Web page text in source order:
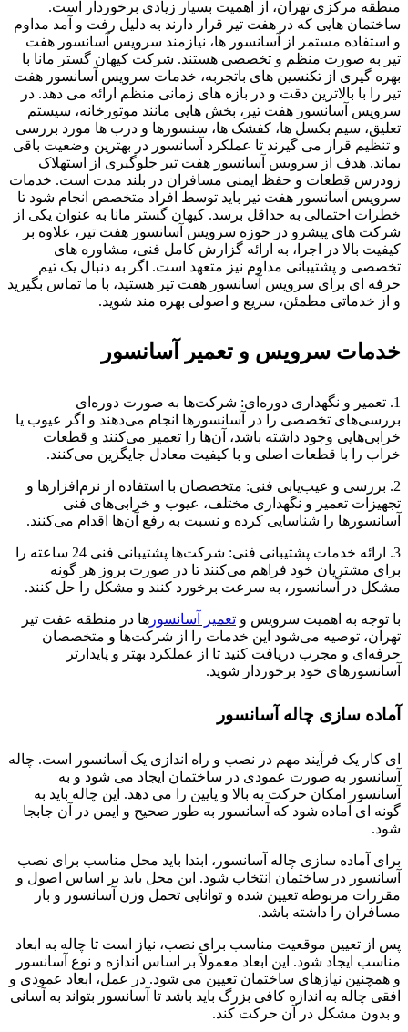
منطقه مرکزی تهران، از اهمیت بسیار زیادی برخوردار است.
ساختمان هایی که در هفت تیر قرار دارند به دلیل رفت و آمد مداوم
و استفاده مستمر از آسانسور ها، نیازمند سرویس آسانسور هفت
تیر به صورت منظم و تخصصی هستند. شرکت کیهان گستر مانا با
بهره گیری از تکنسین های باتجربه، خدمات سرویس آسانسور هفت
تیر را با بالاترین دقت و در بازه های زمانی منظم ارائه می دهد. در
سرویس آسانسور هفت تیر، بخش هایی مانند موتورخانه، سیستم
تعلیق، سیم بکسل ها، کفشک ها، سنسورها و درب ها مورد بررسی
و تنظیم قرار می گیرند تا عملکرد آسانسور در بهترین وضعیت باقی
بماند. هدف از سرویس آسانسور هفت تیر جلوگیری از استهلاک
زودرس قطعات و حفظ ایمنی مسافران در بلند مدت است. خدمات
سرویس آسانسور هفت تیر باید توسط افراد متخصص انجام شود تا
خطرات احتمالی به حداقل برسد. کیهان گستر مانا به عنوان یکی از
شرکت های پیشرو در حوزه سرویس آسانسور هفت تیر، علاوه بر
کیفیت بالا در اجرا، به ارائه گزارش کامل فنی، مشاوره های
تخصصی و پشتیبانی مداوم نیز متعهد است. اگر به دنبال یک تیم
حرفه ای برای سرویس آسانسور هفت تیر هستید، با ما تماس بگیرید
و از خدماتی مطمئن، سریع و اصولی بهره مند شوید.
خدمات سرویس و تعمیر آسانسور
1. تعمیر و نگهداری دوره‌ای: شرکت‌ها به صورت دوره‌ای
بررسی‌های تخصصی را در آسانسورها انجام می‌دهند و اگر عیوب یا
خرابی‌هایی وجود داشته باشد، آن‌ها را تعمیر می‌کنند و قطعات
خراب را با قطعات اصلی و با کیفیت معادل جایگزین می‌کنند.
2. بررسی و عیب‌یابی فنی: متخصصان با استفاده از نرم‌افزارها و
تجهیزات تعمیر و نگهداری مختلف، عیوب و خرابی‌های فنی
آسانسورها را شناسایی کرده و نسبت به رفع آن‌ها اقدام می‌کنند.
3. ارائه خدمات پشتیبانی فنی: شرکت‌ها پشتیبانی فنی 24 ساعته را
برای مشتریان خود فراهم می‌کنند تا در صورت بروز هر گونه
مشکل در آسانسور، به سرعت برخورد کنند و مشکل را حل کنند.
با توجه به اهمیت سرویس و تعمیر آسانسور ها در منطقه عفت تیر
تهران، توصیه می‌شود این خدمات را از شرکت‌ها و متخصصان
حرفه‌ای و مجرب دریافت کنید تا از عملکرد بهتر و پایدارتر
آسانسورهای خود برخوردار شوید.
آماده سازی چاله آسانسور
ای کار یک فرآیند مهم در نصب و راه اندازی یک آسانسور است. چاله
آسانسور به صورت عمودی در ساختمان ایجاد می شود و به
آسانسور امکان حرکت به بالا و پایین را می دهد. این چاله باید به
گونه ای آماده شود که آسانسور به طور صحیح و ایمن در آن جابجا
شود.
برای آماده سازی چاله آسانسور، ابتدا باید محل مناسب برای نصب
آسانسور در ساختمان انتخاب شود. این محل باید بر اساس اصول و
مقررات مربوطه تعیین شده و توانایی تحمل وزن آسانسور و بار
مسافران را داشته باشد.
پس از تعیین موقعیت مناسب برای نصب، نیاز است تا چاله به ابعاد
مناسب ایجاد شود. این ابعاد معمولاً بر اساس اندازه و نوع آسانسور
و همچنین نیازهای ساختمان تعیین می شود. در عمل، ابعاد عمودی و
افقی چاله به اندازه کافی بزرگ باید باشد تا آسانسور بتواند به آسانی
و بدون مشکل در آن حرکت کند.